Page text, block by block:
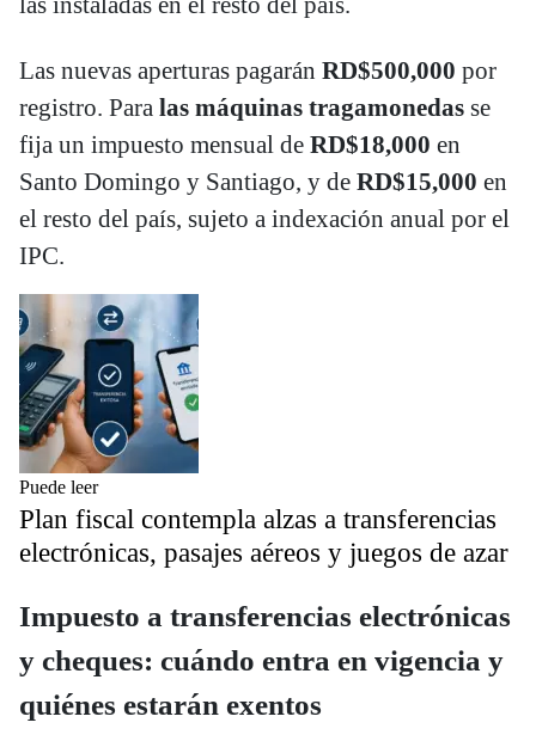
Las nuevas aperturas pagarán RD$500,000 por
registro. Para las máquinas tragamonedas se
fija un impuesto mensual de RD$18,000 en
Santo Domingo y Santiago, y de RD$15,000 en
el resto del país, sujeto a indexación anual por el
IPC.
Puede leer
Plan fiscal contempla alzas a transferencias
electrónicas, pasajes aéreos y juegos de azar
Impuesto a transferencias electrónicas
y cheques: cuándo entra en vigencia y
quiénes estarán exentos